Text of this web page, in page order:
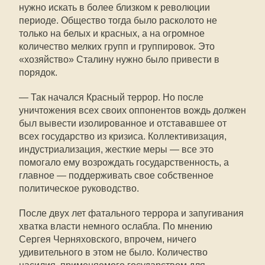
нужно искать в более близком к революции
периоде. Общество тогда было расколото не
только на белых и красных, а на огромное
количество мелких групп и группировок. Это
«хозяйство» Сталину нужно было привести в
порядок.
— Так начался Красный террор. Но после
уничтожения всех своих оппонентов вождь должен
был вывести изолированное и отстававшее от
всех государство из кризиса. Коллективизация,
индустриализация, жесткие меры — все это
помогало ему возрождать государственность, а
главное — поддерживать свое собственное
политическое руководство.
После двух лет фатального террора и запугивания
хватка власти немного ослабла. По мнению
Сергея Черняховского, впрочем, ничего
удивительного в этом не было. Количество